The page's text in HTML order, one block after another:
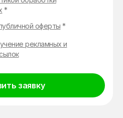
*
оферты *
рекламных и
заявку